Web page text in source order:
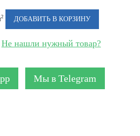
2
Не нашли нужный товар?
Мы в Telegram